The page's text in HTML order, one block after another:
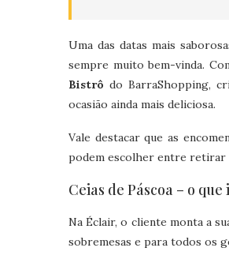
Uma das datas mais
sempre muito bem-vinda.
Bistrô do BarraShopping,
ocasião ainda mais deliciosa.
Vale destacar que as
podem escolher entre retirar
Ceias de Páscoa – o
Na Éclair, o cliente monta a
sobremesas e para todos os